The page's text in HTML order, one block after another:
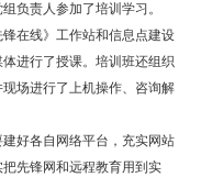
负责人参加了培训学习。
在线》工作站和信息点建设
进行了授课。培训班还组织
场进行了上机操作、咨询解
好各自网络平台，充实网站
先锋网和远程教育用到实